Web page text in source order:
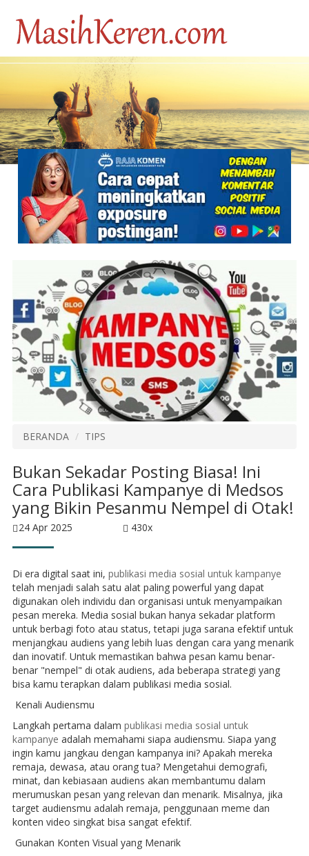
BERANDA TIPS
Bukan Sekadar Posting Biasa! Ini
Cara Publikasi Kampanye di Medsos
yang Bikin Pesanmu Nempel di Otak!
24 Apr 2025 430x
Di era digital saat ini, publikasi media sosial untuk kampanye
telah menjadi salah satu alat paling powerful yang dapat
digunakan oleh individu dan organisasi untuk menyampaikan
pesan mereka. Media sosial bukan hanya sekadar platform
untuk berbagi foto atau status, tetapi juga sarana efektif untuk
menjangkau audiens yang lebih luas dengan cara yang menarik
dan inovatif. Untuk memastikan bahwa pesan kamu benar-
benar "nempel" di otak audiens, ada beberapa strategi yang
bisa kamu terapkan dalam publikasi media sosial.
Kenali Audiensmu
Langkah pertama dalam publikasi media sosial untuk
kampanye adalah memahami siapa audiensmu. Siapa yang
ingin kamu jangkau dengan kampanya ini? Apakah mereka
remaja, dewasa, atau orang tua? Mengetahui demografi,
minat, dan kebiasaan audiens akan membantumu dalam
merumuskan pesan yang relevan dan menarik. Misalnya, jika
target audiensmu adalah remaja, penggunaan meme dan
konten video singkat bisa sangat efektif.
Gunakan Konten Visual yang Menarik